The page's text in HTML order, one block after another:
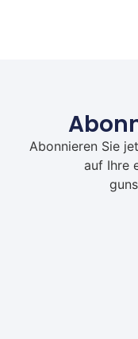
Abonnieren Sie
auf Ihre